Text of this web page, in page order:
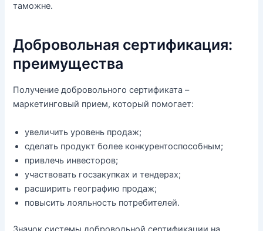
таможне.
Добровольная сертификация:
преимущества
Получение добровольного сертификата –
маркетинговый прием, который помогает:
увеличить уровень продаж;
сделать продукт более конкурентоспособным;
привлечь инвесторов;
участвовать госзакупках и тендерах;
расширить географию продаж;
повысить лояльность потребителей.